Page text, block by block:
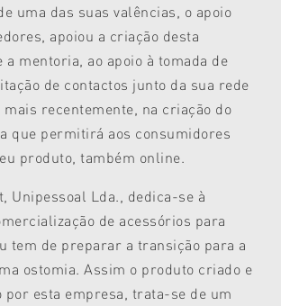
uma das suas valências, o apoio
apoiou a criação desta
a mentoria, ao apoio à tomada de
de contactos junto da sua rede
recentemente, na criação do
que permitirá aos consumidores
produto, também online.
Unipessoal Lda., dedica-se à
de acessórios para
tem de preparar a transição para a
ostomia. Assim o produto criado e
por esta empresa, trata-se de um